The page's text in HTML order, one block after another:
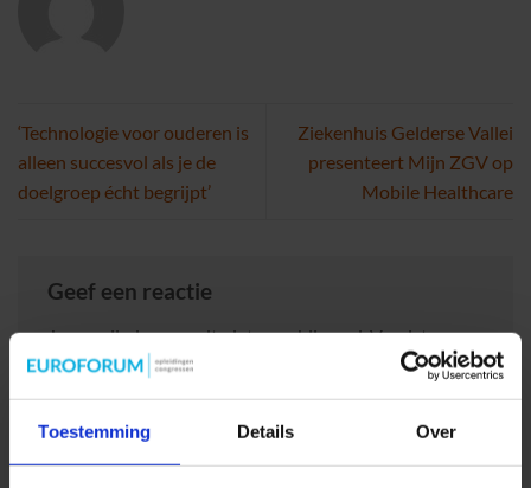
Toestemming Details Over
‘Technologie voor ouderen is
alleen succesvol als je de
doelgroep écht begrijpt’
Ziekenhuis Gelderse Vallei
presenteert Mijn ZGV op
Mobile Healthcare
Geef een reactie
Je e-mailadres wordt niet gepubliceerd.Vereiste
velden zijn gemarkeerd met
Reactie*